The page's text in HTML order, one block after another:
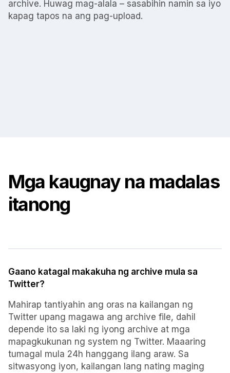
archive. Huwag mag-alala – sasabihin namin sa iyo
kapag tapos na ang pag-upload.
Mga kaugnay na madalas
itanong
Gaano katagal makakuha ng archive mula sa
Twitter?
Mahirap tantiyahin ang oras na kailangan ng
Twitter upang magawa ang archive file, dahil
depende ito sa laki ng iyong archive at mga
mapagkukunan ng system ng Twitter. Maaaring
tumagal mula 24h hanggang ilang araw. Sa
sitwasyong iyon, kailangan lang nating maging